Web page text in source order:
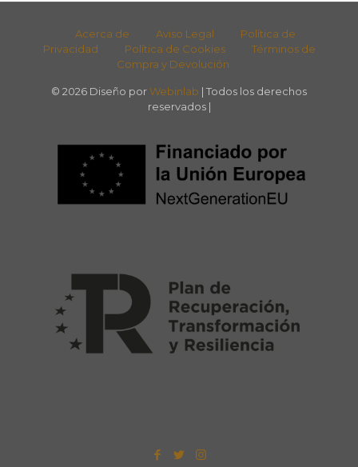
Acerca de Aviso Legal
Política de
Privacidad
Política de Cookies
Términos de
Compra y Devolución
© 2026 Diseño por Webinlab | Todos los derechos
reservados |